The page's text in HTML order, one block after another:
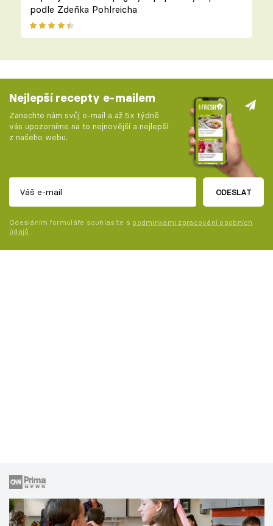
podle Zdeňka Pohlreicha
Nejlepší recepty e-mailem
Zanechte nám svůj e-mail a až 5x týdně
vás upozorníme na to nejnovější a nejlepší
z našeho webu.
ODESLAT
Odesláním formuláře souhlasíte s podmínkami zpracování osobních
údajů